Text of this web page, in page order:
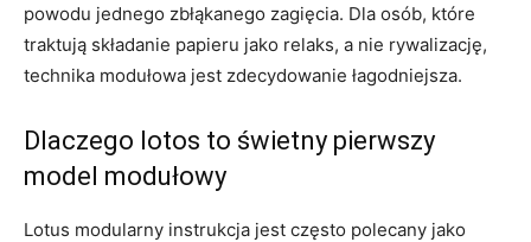
powodu jednego zbłąkanego zagięcia. Dla osób, które
traktują składanie papieru jako relaks, a nie rywalizację,
technika modułowa jest zdecydowanie łagodniejsza.
Dlaczego lotos to świetny pierwszy
model modułowy
Lotus modularny instrukcja jest często polecany jako